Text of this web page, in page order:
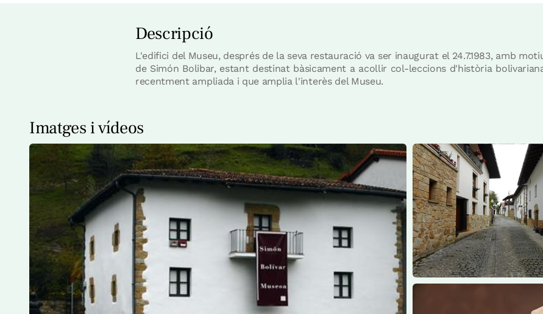
Descripció
L'edifici del Museu, després de la seva restauració va ser inaugurat el 24.7.1983, amb
de Simón Bolibar, estant destinat bàsicament a acollir col-leccions d'història
recentment ampliada i que amplia l'interès del Museu.
Imatges i vídeos